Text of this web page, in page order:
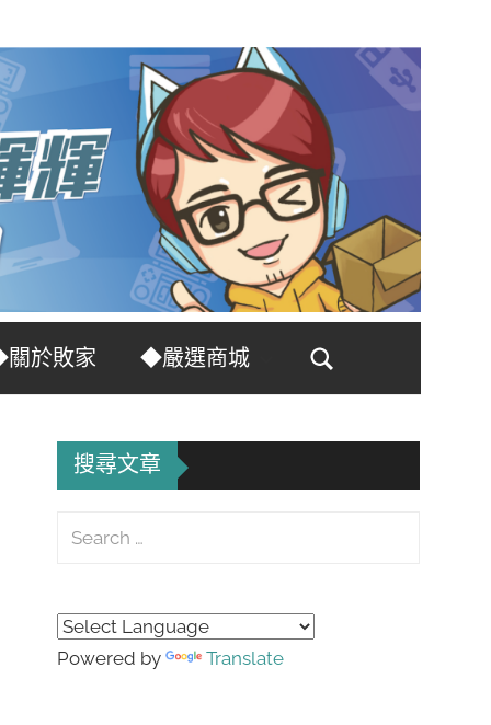
於敗家
◆嚴選商城
Search
搜尋文章
Search
Powered by Translate